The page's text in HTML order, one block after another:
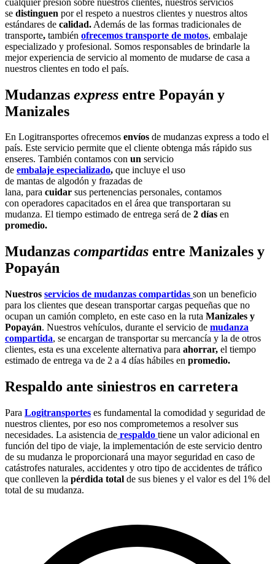
se distinguen por el respeto a nuestros clientes y nuestros altos
estándares de calidad. Además de las formas tradicionales de
transporte, también ofrecemos transporte de motos, embalaje
especializado y profesional. Somos responsables de brindarle la
mejor experiencia de servicio al momento de mudarse de casa a
nuestros clientes en todo el país.
Mudanzas express entre Popayán y
Manizales
En Logitransportes ofrecemos envíos de mudanzas express a todo el
país. Este servicio permite que el cliente obtenga más rápido sus
enseres. También contamos con un servicio
de embalaje especializado, que incluye el uso
de mantas de algodón y frazadas de
lana, para cuidar sus pertenencias personales, contamos
con operadores capacitados en el área que transportaran su
mudanza. El tiempo estimado de entrega será de 2 días en
promedio.
Mudanzas compartidas entre Manizales y
Popayán
Nuestros servicios de mudanzas compartidas son un beneficio
para los clientes que desean transportar cargas pequeñas que no
ocupan un camión completo, en este caso en la ruta Manizales y
Popayán. Nuestros vehículos, durante el servicio de mudanza
compartida, se encargan de transportar su mercancía y la de otros
clientes, esta es una excelente alternativa para ahorrar, el tiempo
estimado de entrega va de 2 a 4 días hábiles en promedio.
Respaldo ante siniestros en carretera
Para Logitransportes es fundamental la comodidad y seguridad de
nuestros clientes, por eso nos comprometemos a resolver sus
necesidades. La asistencia de respaldo tiene un valor adicional en
función del tipo de viaje, la implementación de este servicio dentro
de su mudanza le proporcionará una mayor seguridad en caso de
catástrofes naturales, accidentes y otro tipo de accidentes de tráfico
que conlleven la pérdida total de sus bienes y el valor es del 1% del
total de su mudanza.